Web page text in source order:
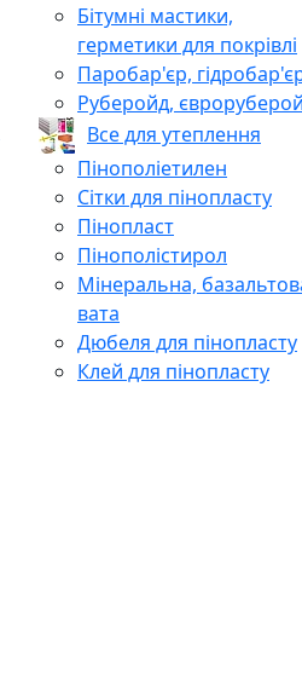
Бітумні мастики,
герметики для покрівлі
Паробар'єр,
Руберойд,
Все для утеплення
Пінополіетилен
Сітки для пінопласту
Пінопласт
Пінополістирол
Мінеральна,
вата
Дюбеля для пінопласту
Клей для пінопласту